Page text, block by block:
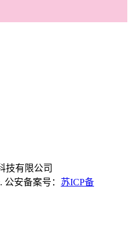
技有限公司
公安备案号： 苏ICP备